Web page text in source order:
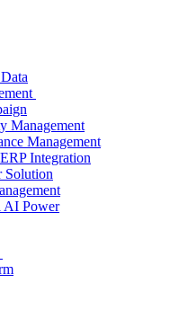
Management
Management
Integration
Solution
AI Power